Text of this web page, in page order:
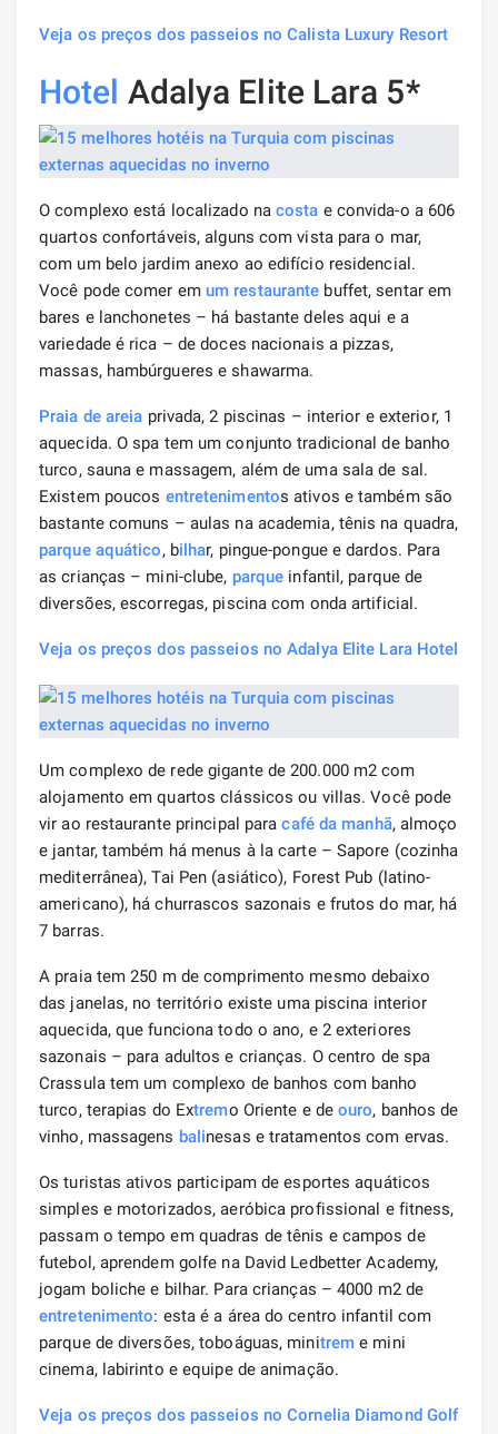
Veja os preços dos passeios no Calista Luxury Resort
Hotel Adalya Elite Lara 5*
O complexo está localizado na costa e convida-o a 606
quartos confortáveis, alguns com vista para o mar,
com um belo jardim anexo ao edifício residencial.
Você pode comer em um restaurante buffet, sentar em
bares e lanchonetes – há bastante deles aqui e a
variedade é rica – de doces nacionais a pizzas,
massas, hambúrgueres e shawarma.
Praia de areia privada, 2 piscinas – interior e exterior, 1
aquecida. O spa tem um conjunto tradicional de banho
turco, sauna e massagem, além de uma sala de sal.
Existem poucos entretenimentos ativos e também são
bastante comuns – aulas na academia, tênis na quadra,
parque aquático, bilhar, pingue-pongue e dardos. Para
as crianças – mini-clube, parque infantil, parque de
diversões, escorregas, piscina com onda artificial.
Veja os preços dos passeios no Adalya Elite Lara Hotel
Um complexo de rede gigante de 200.000 m2 com
alojamento em quartos clássicos ou villas. Você pode
vir ao restaurante principal paracafé da manhã, almoço
e jantar, também há menus à la carte – Sapore (cozinha
mediterrânea), Tai Pen (asiático), Forest Pub (latino-
americano), há churrascos sazonais e frutos do mar, há
7 barras.
A praia tem 250 m de comprimento mesmo debaixo
das janelas, no território existe uma piscina interior
aquecida, que funciona todo o ano, e 2 exteriores
sazonais – para adultos e crianças. O centro de spa
Crassula tem um complexo de banhos com banho
turco, terapias do Extremo Oriente e deouro, banhos de
vinho, massagens balinesas e tratamentos com ervas.
Os turistas ativos participam de esportes aquáticos
simples e motorizados, aeróbica profissional e fitness,
passam o tempo em quadras de tênis e campos de
futebol, aprendem golfe na David Ledbetter Academy,
jogam boliche e bilhar. Para crianças – 4000 m2 de
entretenimento: esta é a área do centro infantil com
parque de diversões, toboáguas, minitrem e mini
cinema, labirinto e equipe de animação.
Veja os preços dos passeios no Cornelia Diamond Golf